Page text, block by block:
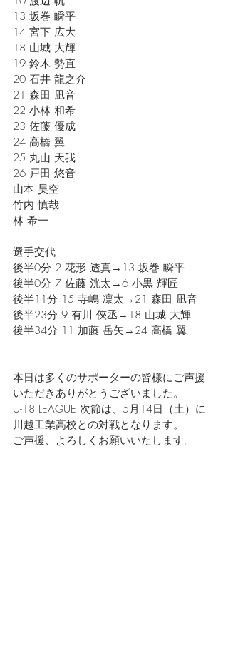
13 坂巻 瞬平
14 宮下 広大
18 山城 大輝
19 鈴木 勢直
20 石井 龍之介
21 森田 凪音
22 小林 和希
23 佐藤 優成
24 高橋 翼
25 丸山 天我
26 戸田 悠音
山本 昊空
竹内 慎哉
林 希一
選手交代
後半0分 2 花形 透真→13 坂巻 瞬平
後半0分 7 佐藤 洸太→6 小黒 輝匠
後半11分 15 寺嶋 凛太→21 森田 凪音
後半23分 9 有川 俠丞→18 山城 大輝
後半34分 11 加藤 岳矢→24 高橋 翼
本日は多くのサポーターの皆様にご声援
いただきありがとうございました。
U-18 LEAGUE 次節は、5月14日（土）に
川越工業高校との対戦となります。
ご声援、よろしくお願いいたします。